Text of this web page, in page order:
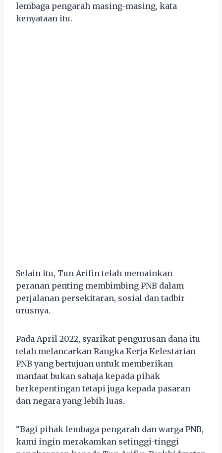
lembaga pengarah masing-masing, kata
kenyataan itu.
Selain itu, Tun Arifin telah memainkan
peranan penting membimbing PNB dalam
perjalanan persekitaran, sosial dan tadbir
urusnya.
Pada April 2022, syarikat pengurusan dana itu
telah melancarkan Rangka Kerja Kelestarian
PNB yang bertujuan untuk memberikan
manfaat bukan sahaja kepada pihak
berkepentingan tetapi juga kepada pasaran
dan negara yang lebih luas.
“Bagi pihak lembaga pengarah dan warga PNB,
kami ingin merakamkan setinggi-tinggi